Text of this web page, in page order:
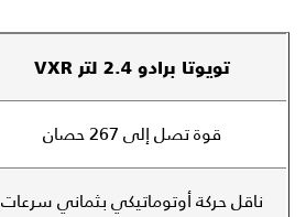
تويوتا برادو 2.4 لتر VXR
قوة تصل إلى 267 حصان
ناقل حركة أوتوماتيكي بثماني سرعات